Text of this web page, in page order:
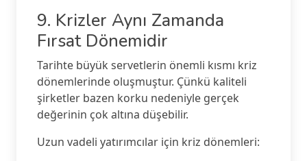
9. Krizler Aynı Zamanda
Fırsat Dönemidir
Tarihte büyük servetlerin önemli kısmı kriz
dönemlerinde oluşmuştur. Çünkü kaliteli
şirketler bazen korku nedeniyle gerçek
değerinin çok altına düşebilir.
Uzun vadeli yatırımcılar için kriz dönemleri: